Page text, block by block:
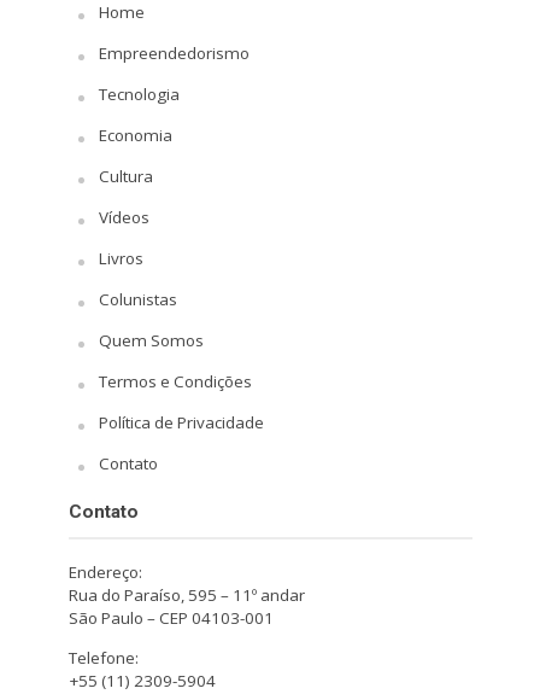
Home
Empreendedorismo
Tecnologia
Economia
Cultura
Vídeos
Livros
Colunistas
Quem Somos
Termos e Condições
Política de Privacidade
Contato
Contato
Endereço:
Rua do Paraíso, 595 – 11º andar
São Paulo – CEP 04103-001
Telefone:
+55 (11) 2309-5904